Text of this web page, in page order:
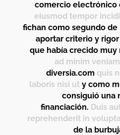
comercio electrónico
eiusmod tempor
fichan como segundo
aportar criterio y
que había crecido muy
ad minim
diversia.com quis
laboris nisi ut y como
consiguió una
financiación. Duis
reprehenderit in
de la